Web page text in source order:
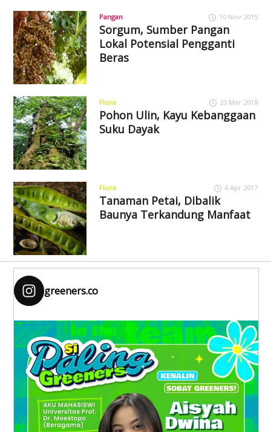
Pangan 10 Nov 2015
Sorgum, Sumber Pangan
Lokal Potensial Pengganti
Beras
Flora 23 Mar 2018
Pohon Ulin, Kayu Kebanggaan
Suku Dayak
Flora 4 Apr 2017
Tanaman Petai, Dibalik
Baunya Terkandung Manfaat
greeners.co